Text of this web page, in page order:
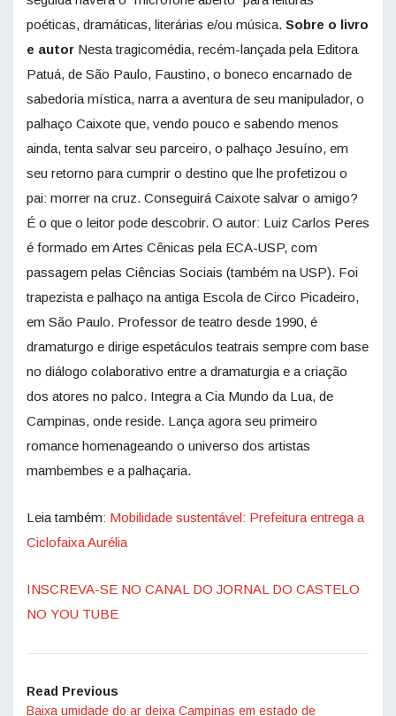
poéticas, dramáticas, literárias e/ou música. Sobre o livro
e autor Nesta tragicomédia, recém-lançada pela Editora
Patuá, de São Paulo, Faustino, o boneco encarnado de
sabedoria mística, narra a aventura de seu manipulador, o
palhaço Caixote que, vendo pouco e sabendo menos
ainda, tenta salvar seu parceiro, o palhaço Jesuíno, em
seu retorno para cumprir o destino que lhe profetizou o
pai: morrer na cruz. Conseguirá Caixote salvar o amigo?
É o que o leitor pode descobrir. O autor: Luiz Carlos Peres
é formado em Artes Cênicas pela ECA-USP, com
passagem pelas Ciências Sociais (também na USP). Foi
trapezista e palhaço na antiga Escola de Circo Picadeiro,
em São Paulo. Professor de teatro desde 1990, é
dramaturgo e dirige espetáculos teatrais sempre com base
no diálogo colaborativo entre a dramaturgia e a criação
dos atores no palco. Integra a Cia Mundo da Lua, de
Campinas, onde reside. Lança agora seu primeiro
romance homenageando o universo dos artistas
mambembes e a palhaçaria.
Leia também: Mobilidade sustentável: Prefeitura entrega a
Ciclofaixa Aurélia
INSCREVA-SE NO CANAL DO JORNAL DO CASTELO
NO YOU TUBE
Read Previous
Baixa umidade do ar deixa Campinas em estado de